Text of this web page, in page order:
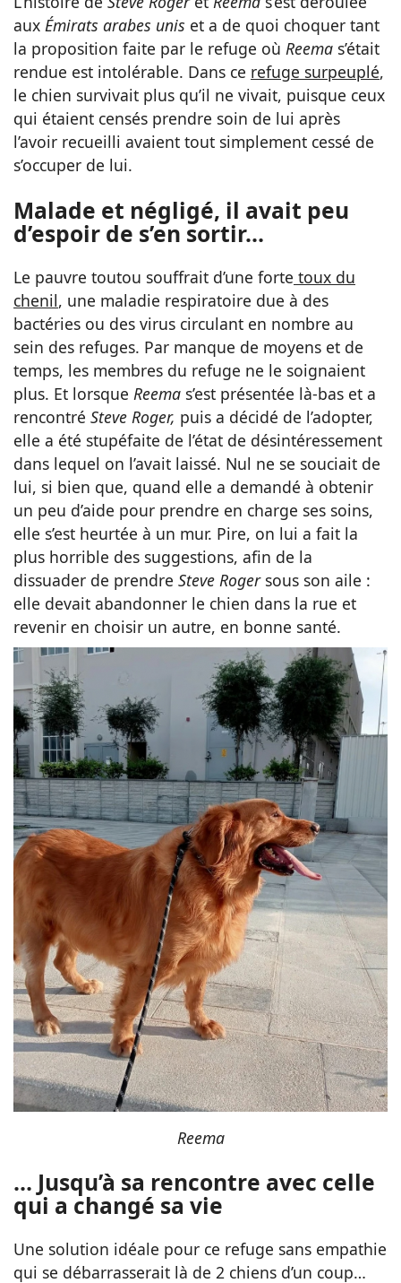
aux Émirats arabes unis et a de quoi choquer tant
la proposition faite par le refuge où Reema s’était
rendue est intolérable. Dans ce refuge surpeuplé,
le chien survivait plus qu’il ne vivait, puisque ceux
qui étaient censés prendre soin de lui après
l’avoir recueilli avaient tout simplement cessé de
s’occuper de lui.
Malade et négligé, il avait peu
d’espoir de s’en sortir…
Le pauvre toutou souffrait d’une forte toux du
chenil, une maladie respiratoire due à des
bactéries ou des virus circulant en nombre au
sein des refuges. Par manque de moyens et de
temps, les membres du refuge ne le soignaient
plus. Et lorsque Reema s’est présentée là-bas et a
rencontré Steve Roger, puis a décidé de l’adopter,
elle a été stupéfaite de l’état de désintéressement
dans lequel on l’avait laissé. Nul ne se souciait de
lui, si bien que, quand elle a demandé à obtenir
un peu d’aide pour prendre en charge ses soins,
elle s’est heurtée à un mur. Pire, on lui a fait la
plus horrible des suggestions, afin de la
dissuader de prendre Steve Rogersous son aile :
elle devait abandonner le chien dans la rue et
revenir en choisir un autre, en bonne santé.
Reema
… Jusqu’à sa rencontre avec celle
qui a changé sa vie
Une solution idéale pour ce refuge sans empathie
qui se débarrasserait là de 2 chiens d’un coup…